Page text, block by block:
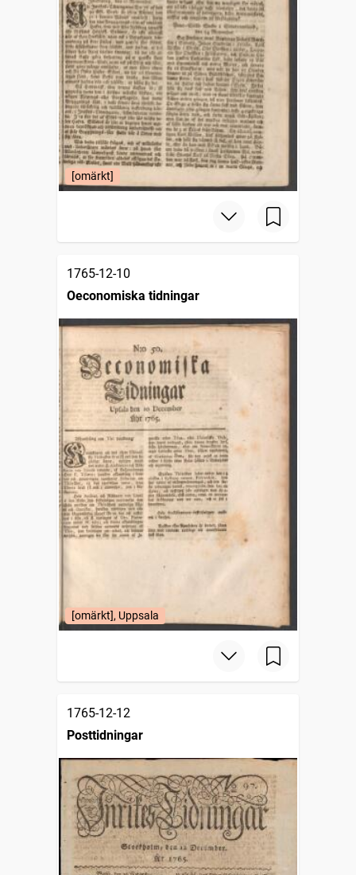
[omärkt]
1765-12-10
Oeconomiska tidningar
[omärkt], Uppsala
1765-12-12
Posttidningar